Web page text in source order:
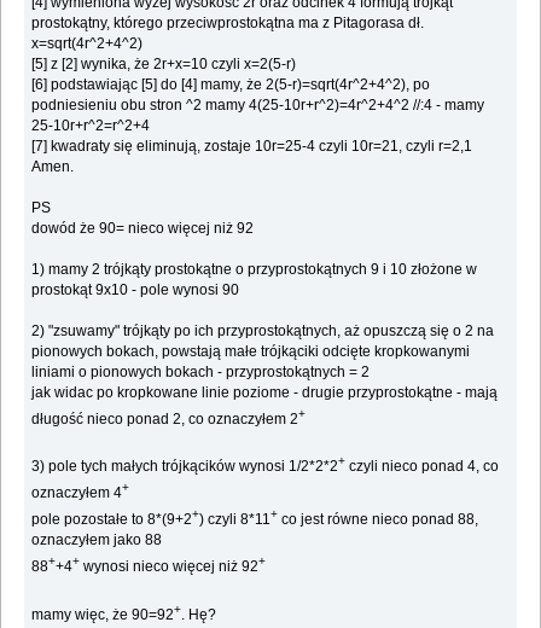
prostokątny, którego przeciwprostokątna ma z Pitagorasa dł.
x=sqrt(4r^2+4^2)
[5] z [2] wynika, że 2r+x=10 czyli x=2(5-r)
[6] podstawiając [5] do [4] mamy, że 2(5-r)=sqrt(4r^2+4^2), po
podniesieniu obu stron ^2 mamy 4(25-10r+r^2)=4r^2+4^2 //:4 - mamy
25-10r+r^2=r^2+4
[7] kwadraty się eliminują, zostaje 10r=25-4 czyli 10r=21, czyli r=2,1
Amen.
PS
dowód że 90= nieco więcej niż 92
1) mamy 2 trójkąty prostokątne o przyprostokątnych 9 i 10 złożone w
prostokąt 9x10 - pole wynosi 90
2) "zsuwamy" trójkąty po ich przyprostokątnych, aż opuszczą się o 2 na
pionowych bokach, powstają małe trójkąciki odcięte kropkowanymi
liniami o pionowych bokach - przyprostokątnych = 2
jak widac po kropkowane linie poziome - drugie przyprostokątne - mają
długość nieco ponad 2, co oznaczyłem 2+
3) pole tych małych trójkącików wynosi 1/2*2*2+ czyli nieco ponad 4, co
oznaczyłem 4+
pole pozostałe to 8*(9+2+) czyli 8*11+ co jest równe nieco ponad 88,
oznaczyłem jako 88
88++4+ wynosi nieco więcej niż 92+
mamy więc, że 90=92+
. Hę?